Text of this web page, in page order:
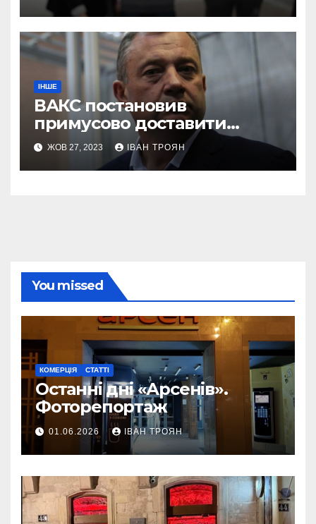
ІНШЕ
ВАКС постановив
примусово доставити
Дубневича до суду
ЖОВ 27, 2023 ІВАН ТРОЯН
You missed
КОМЕРЦІЯ СТАТТІ
Останні дні «Арсенів».
Фоторепортаж
01.06.2026 ІВАН ТРОЯН